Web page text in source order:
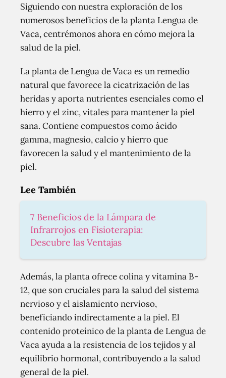
Siguiendo con nuestra exploración de los
numerosos beneficios de la planta Lengua de
Vaca, centrémonos ahora en cómo mejora la
salud de la piel.
La planta de Lengua de Vaca es un remedio
natural que favorece la cicatrización de las
heridas y aporta nutrientes esenciales como el
hierro y el zinc, vitales para mantener la piel
sana. Contiene compuestos como ácido
gamma, magnesio, calcio y hierro que
favorecen la salud y el mantenimiento de la
piel.
Lee También
7 Beneficios de la Lámpara de
Infrarrojos en Fisioterapia:
Descubre las Ventajas
Además, la planta ofrece colina y vitamina B-
12, que son cruciales para la salud del sistema
nervioso y el aislamiento nervioso,
beneficiando indirectamente a la piel. El
contenido proteínico de la planta de Lengua de
Vaca ayuda a la resistencia de los tejidos y al
equilibrio hormonal, contribuyendo a la salud
general de la piel.